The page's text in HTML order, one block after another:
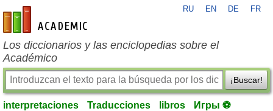
es-academic.com
RU EN DE FR
Los diccionarios y las enciclopedias sobre el
Académico
¡Buscar!
interpretaciones Traducciones libros Игры ⚽